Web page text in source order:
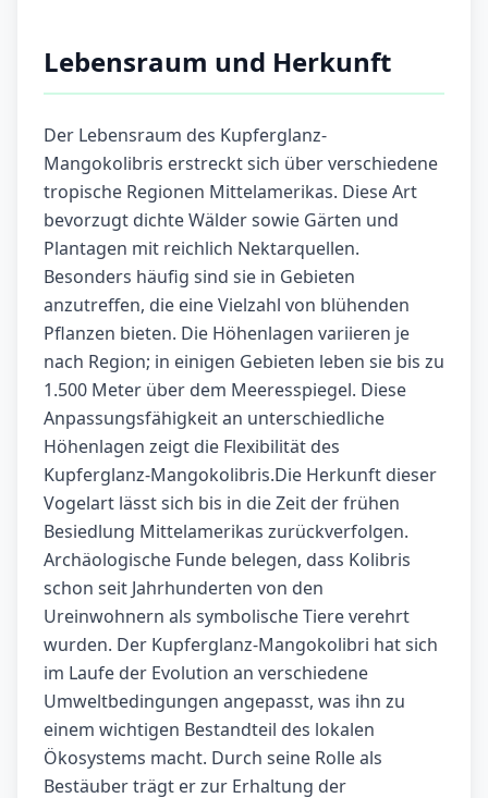
Lebensraum und Herkunft
Der Lebensraum des Kupferglanz-
Mangokolibris erstreckt sich über verschiedene
tropische Regionen Mittelamerikas. Diese Art
bevorzugt dichte Wälder sowie Gärten und
Plantagen mit reichlich Nektarquellen.
Besonders häufig sind sie in Gebieten
anzutreffen, die eine Vielzahl von blühenden
Pflanzen bieten. Die Höhenlagen variieren je
nach Region; in einigen Gebieten leben sie bis zu
1.500 Meter über dem Meeresspiegel. Diese
Anpassungsfähigkeit an unterschiedliche
Höhenlagen zeigt die Flexibilität des
Kupferglanz-Mangokolibris.Die Herkunft dieser
Vogelart lässt sich bis in die Zeit der frühen
Besiedlung Mittelamerikas zurückverfolgen.
Archäologische Funde belegen, dass Kolibris
schon seit Jahrhunderten von den
Ureinwohnern als symbolische Tiere verehrt
wurden. Der Kupferglanz-Mangokolibri hat sich
im Laufe der Evolution an verschiedene
Umweltbedingungen angepasst, was ihn zu
einem wichtigen Bestandteil des lokalen
Ökosystems macht. Durch seine Rolle als
Bestäuber trägt er zur Erhaltung der